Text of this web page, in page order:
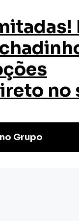
Especial
todo Brasil. Não